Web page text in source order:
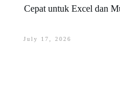
Cepat untuk Excel dan
July 17, 2026